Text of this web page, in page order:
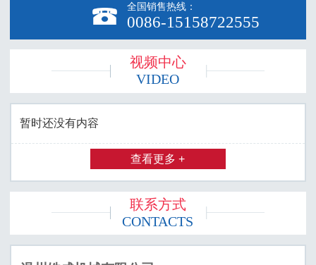
 全国销售热线：
0086-15158722555
视频中心
VIDEO
暂时还没有内容
查看更多 +
联系方式
CONTACTS